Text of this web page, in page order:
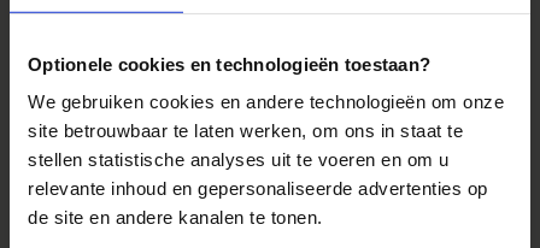
Optionele cookies en technologieën toestaan?
We gebruiken cookies en andere technologieën om onze
site betrouwbaar te laten werken, om ons in staat te
stellen statistische analyses uit te voeren en om u
relevante inhoud en gepersonaliseerde advertenties op
de site en andere kanalen te tonen.
Reis- en annuleringsvoorwaarden
Veelgestelde vragen
Inloggen op mijn.Shoestring
Reisthema's